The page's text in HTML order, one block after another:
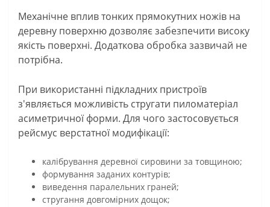
Механічне вплив тонких прямокутних ножів на
деревну поверхню дозволяє забезпечити високу
якість поверхні. Додаткова обробка зазвичай не
потрібна.
При використанні підкладних пристроїв
з'являється можливість стругати пиломатеріал
асиметричної форми. Для чого застосовується
рейсмус верстатної модифікації:
калібрування деревної сировини за товщиною;
формування заданих контурів;
виведення паралельних граней;
стругання довгомірних дощок;